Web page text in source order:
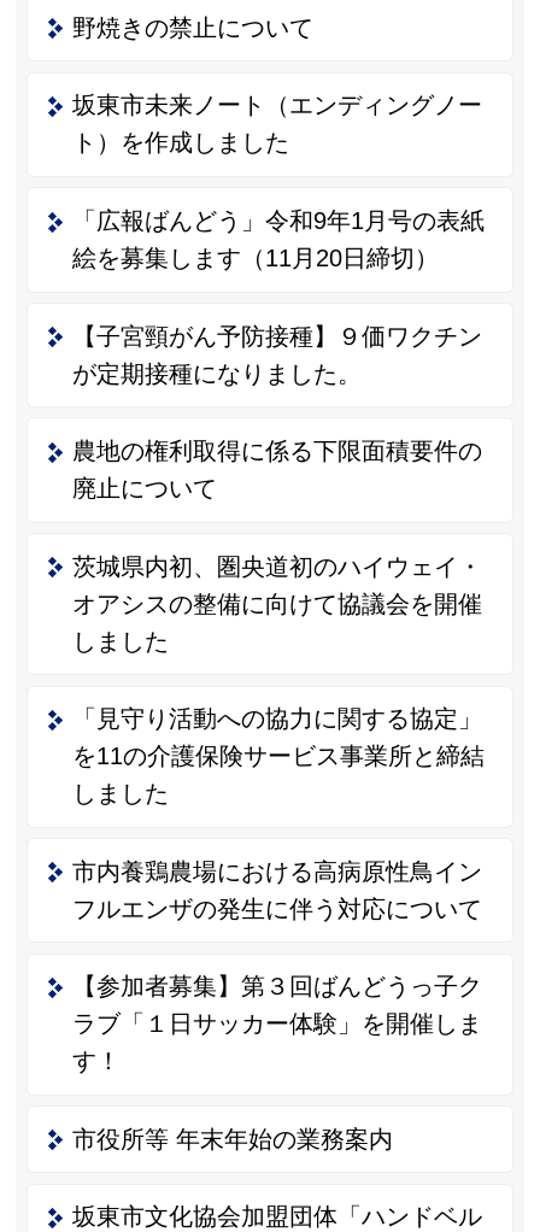
野焼きの禁止について
坂東市未来ノート（エンディングノー
ト）を作成しました
「広報ばんどう」令和9年1月号の表紙
絵を募集します（11月20日締切）
【子宮頸がん予防接種】９価ワクチン
が定期接種になりました。
農地の権利取得に係る下限面積要件の
廃止について
茨城県内初、圏央道初のハイウェイ・
オアシスの整備に向けて協議会を開催
しました
「見守り活動への協力に関する協定」
を11の介護保険サービス事業所と締結
しました
市内養鶏農場における高病原性鳥イン
フルエンザの発生に伴う対応について
【参加者募集】第３回ばんどうっ子ク
ラブ「１日サッカー体験」を開催しま
す！
市役所等 年末年始の業務案内
坂東市文化協会加盟団体「ハンドベル